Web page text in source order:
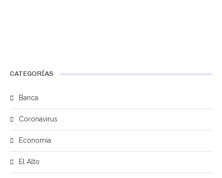
CATEGORÍAS
Banca
Coronavirus
Economía
El Alto